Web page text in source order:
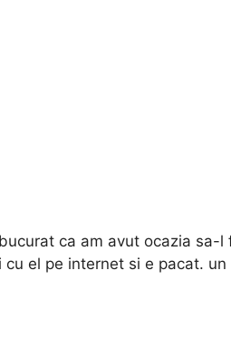
ca am avut ocazia sa-l
cu el pe internet si e pacat.